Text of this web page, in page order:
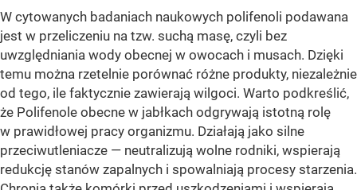
W cytowanych badaniach naukowych polifenoli podawana
jest w przeliczeniu na tzw. suchą masę, czyli bez
uwzględniania wody obecnej w owocach i musach. Dzięki
temu można rzetelnie porównać różne produkty, niezależnie
od tego, ile faktycznie zawierają wilgoci. Warto podkreślić,
że Polifenole obecne w jabłkach odgrywają istotną rolę
w prawidłowej pracy organizmu. Działają jako silne
przeciwutleniacze — neutralizują wolne rodniki, wspierają
redukcję stanów zapalnych i spowalniają procesy starzenia.